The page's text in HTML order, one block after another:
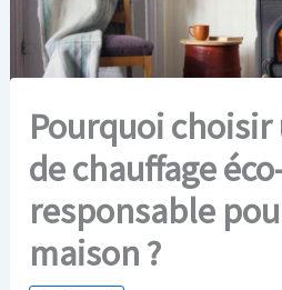
Pourquoi
de chauffage
responsable
maison ?